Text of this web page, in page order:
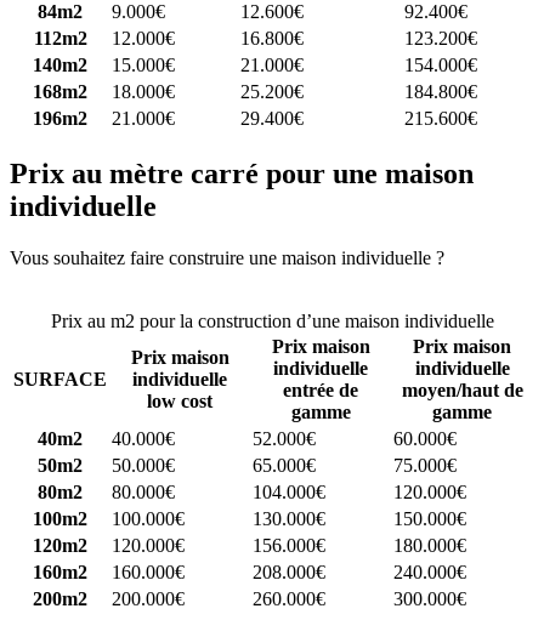
84m2
9.000€ 12.600€
92.400€
112m2
12.000€ 16.800€
123.200€
140m2
15.000€ 21.000€
154.000€
168m2
18.000€ 25.200€
184.800€
196m2
21.000€ 29.400€ 215.600€
Prix au mètre carré pour une maison
individuelle
Vous souhaitez faire construire une maison individuelle ?
Prix au m2 pour la construction d’une maison individuelle
SURFACE
Prix maison
individuelle
low cost
Prix maison
individuelle
entrée de
gamme
Prix maison
individuelle
moyen/haut de
gamme
40m2
40.000€ 52.000€
60.000€
50m2
50.000€ 65.000€
75.000€
80m2
80.000€ 104.000€
120.000€
100m2
100.000€ 130.000€
150.000€
120m2
120.000€ 156.000€
180.000€
160m2
160.000€ 208.000€
240.000€
200m2
200.000€ 260.000€ 300.000€